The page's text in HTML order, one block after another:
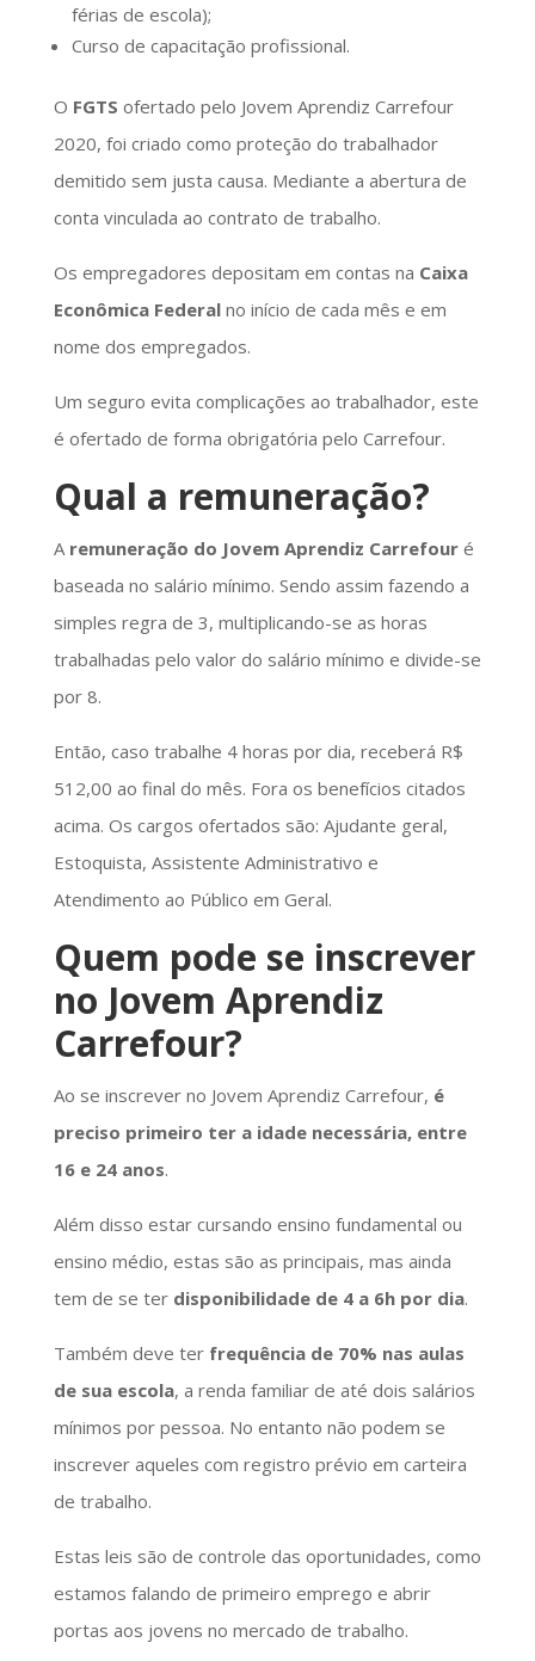
férias de escola);
Curso de capacitação profissional.
O FGTS ofertado pelo Jovem Aprendiz Carrefour
2020, foi criado como proteção do trabalhador
demitido sem justa causa. Mediante a abertura de
conta vinculada ao contrato de trabalho.
Os empregadores depositam em contas na Caixa
Econômica Federalno início de cada mês e em
nome dos empregados.
Um seguro evita complicações ao trabalhador, este
é ofertado de forma obrigatória pelo Carrefour.
Qual a remuneração?
A remuneração do Jovem Aprendiz Carrefouré
baseada no salário mínimo. Sendo assim fazendo a
simples regra de 3, multiplicando-se as horas
trabalhadas pelo valor do salário mínimo e divide-se
por 8.
Então, caso trabalhe 4 horas por dia, receberá R$
512,00 ao final do mês. Fora os benefícios citados
acima. Os cargos ofertados são: Ajudante geral,
Estoquista, Assistente Administrativo e
Atendimento ao Público em Geral.
Quem pode se inscrever
no Jovem Aprendiz
Carrefour?
Ao se inscrever no Jovem Aprendiz Carrefour, é
preciso primeiro ter a idade necessária, entre
16 e 24 anos.
Além disso estar cursando ensino fundamental ou
ensino médio, estas são as principais, mas ainda
tem de se ter disponibilidade de 4 a 6h por dia.
Também deve ter frequência de 70% nas aulas
de sua escola, a renda familiar de até dois salários
mínimos por pessoa. No entanto não podem se
inscrever aqueles com registro prévio em carteira
de trabalho.
Estas leis são de controle das oportunidades, como
estamos falando de primeiro emprego e abrir
portas aos jovens no mercado de trabalho.